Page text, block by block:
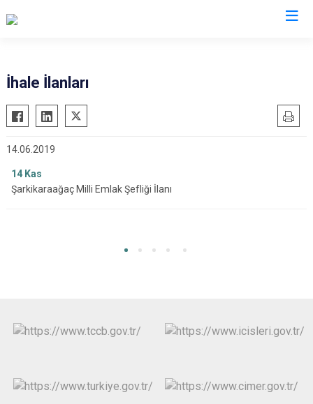
Atabey
Eğirdir
Gelendost
Gönen
Keçiborlu
Yenişarbademli
İhale İlanları
14.06.2019
14 Kas
Şarkikaraağaç Milli Emlak Şefliği İlanı